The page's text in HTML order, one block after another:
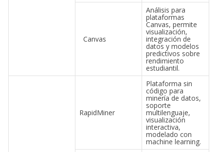
Canvas
Análisis para
plataformas
Canvas, permite
visualización,
integración de
datos y modelos
predictivos sobre
rendimiento
estudiantil.
RapidMiner
Plataforma sin
código para
minería de datos,
soporte
multilenguaje,
visualización
interactiva,
modelado con
machine learning.